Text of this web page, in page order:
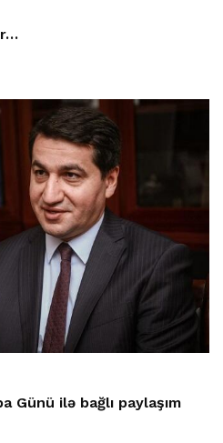
Günü ilə bağlı paylaşım